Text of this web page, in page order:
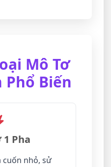
Mô Tơ
Phổ Biến
1 Pha
cuốn nhỏ, sử